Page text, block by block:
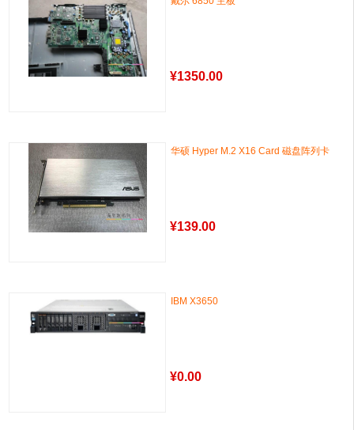
¥1350.00
华硕 Hyper M.2 X16 Card 磁盘阵列卡
¥139.00
IBM X3650
¥0.00